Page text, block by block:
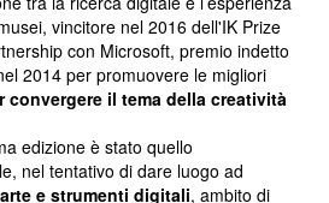
vincitore nel 2016 dell'IK Prize
con Microsoft, premio indetto
2014 per promuovere le migliori
convergere il tema della creatività
edizione è stato quello
nel tentativo di dare luogo ad
e strumenti digitali, ambito di